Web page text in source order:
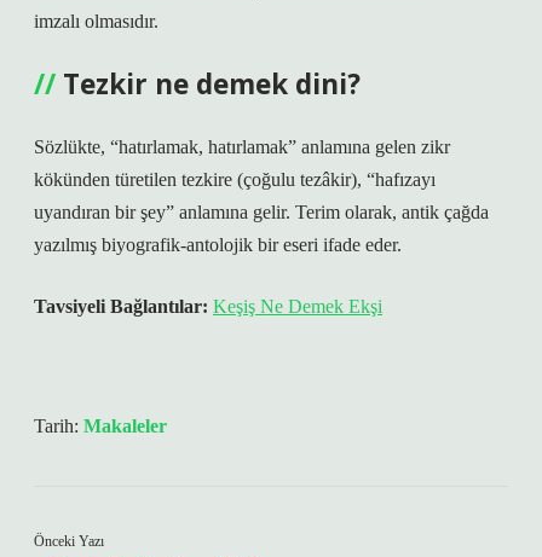
imzalı olmasıdır.
Tezkir ne demek dini?
Sözlükte, “hatırlamak, hatırlamak” anlamına gelen zikr
kökünden türetilen tezkire (çoğulu tezâkir), “hafızayı
uyandıran bir şey” anlamına gelir. Terim olarak, antik çağda
yazılmış biyografik-antolojik bir eseri ifade eder.
Tavsiyeli Bağlantılar: Keşiş Ne Demek Ekşi
Tarih: Makaleler
Önceki Yazı